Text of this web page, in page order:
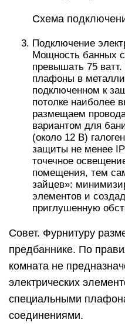
Схема
Подключение
Мощность банных
превышать 75
плафоны в
подключенном к
потолке наиболее
размещаем
вариантом для
(около 12 В)
защиты не менее
точечное
помещения, тем
зайцев»:
элементов и
приглушенную
Совет. Фурнитуру
предбаннике. По
комната не
электрических
специальными
соединениями.